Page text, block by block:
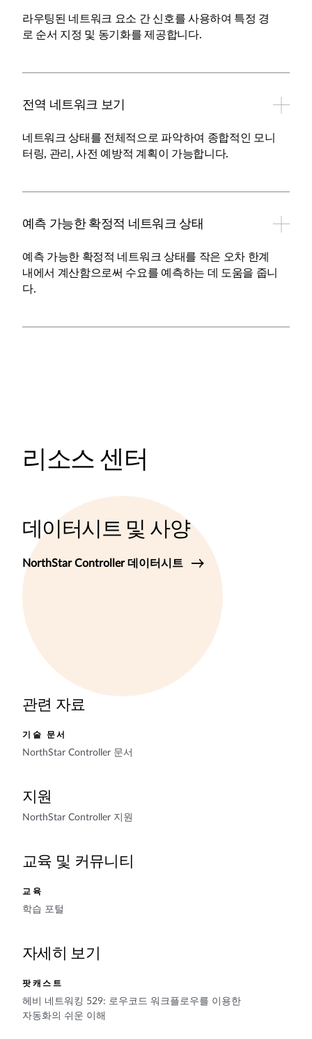
라우팅된 네트워크 요소 간 신호를 사용하여 특정 경
로 순서 지정 및 동기화를 제공합니다.
전역 네트워크 보기
네트워크 상태를 전체적으로 파악하여 종합적인 모니
터링, 관리, 사전 예방적 계획이 가능합니다.
예측 가능한 확정적 네트워크 상태
예측 가능한 확정적 네트워크 상태를 작은 오차 한계
내에서 계산함으로써 수요를 예측하는 데 도움을 줍니
다.
리소스 센터
관련 자료
기술 문서
NorthStar Controller 문서
지원
NorthStar Controller 지원
교육 및 커뮤니티
교육
학습 포털
자세히 보기
팟캐스트
헤비 네트워킹 529: 로우코드 워크플로우를 이용한
자동화의 쉬운 이해
데이터시트 및 사양
NorthStar Controller 데이터시트